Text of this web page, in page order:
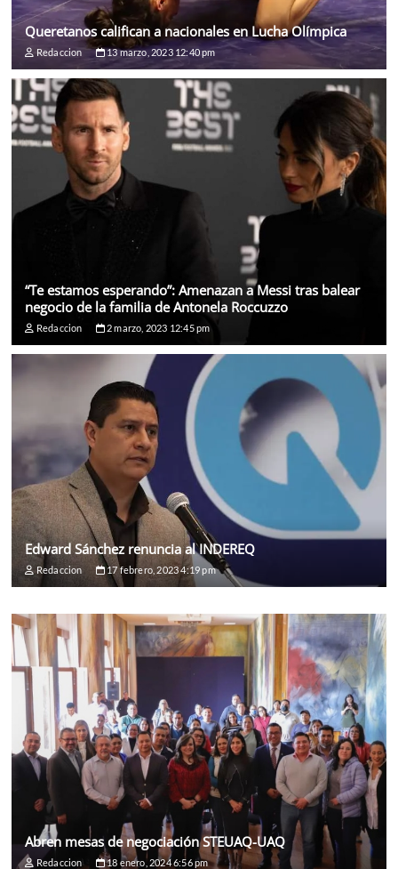
Queretanos califican a nacionales en Lucha Olímpica
Redaccion 13 marzo, 2023 12:40 pm
“Te estamos esperando”: Amenazan a Messi tras balear
negocio de la familia de Antonela Roccuzzo
Redaccion 2 marzo, 2023 12:45 pm
Edward Sánchez renuncia al INDEREQ
Redaccion 17 febrero, 2023 4:19 pm
Abren mesas de negociación STEUAQ-UAQ
Redaccion 18 enero, 2024 6:56 pm